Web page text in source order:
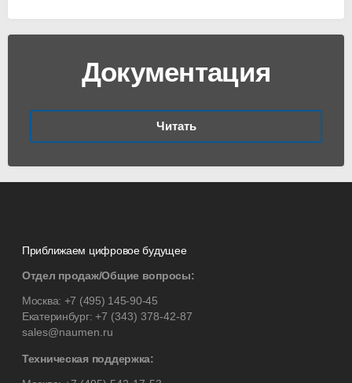
Документация
Читать
Приближаем цифровое будущее
Отдел продаж/Общие вопросы:
Москва: +7 (495) 145-90-45
Екатеринбург:+7 (343) 378-42-87
sales@naumen.ru
Техническая поддержка: